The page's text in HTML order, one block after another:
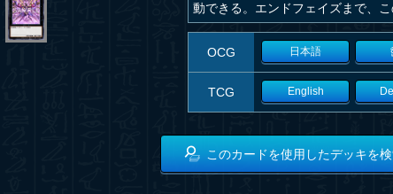
動できる。エンドフェイズまで、
OCG 日本語
TCG English
このカードを使用したデッキを